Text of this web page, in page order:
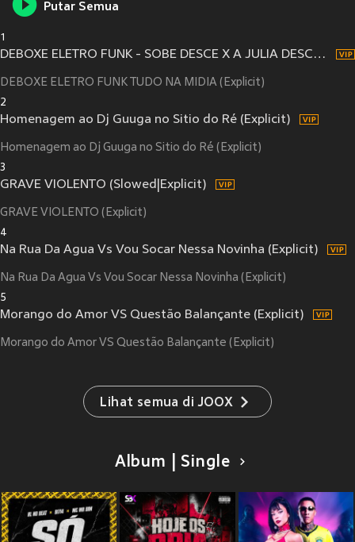
Putar Semua
1
DEBOXE ELETRO FUNK - SOBE DESCE X A JULIA DESCE (Explicit)
DEBOXE ELETRO FUNK TUDO NA MIDIA (Explicit)
2
Homenagem ao Dj Guuga no Sitio do Ré (Explicit)
Homenagem ao Dj Guuga no Sitio do Ré (Explicit)
3
GRAVE VIOLENTO (Slowed|Explicit)
GRAVE VIOLENTO (Explicit)
4
Na Rua Da Agua Vs Vou Socar Nessa Novinha (Explicit)
Na Rua Da Agua Vs Vou Socar Nessa Novinha (Explicit)
5
Morango do Amor VS Questão Balançante (Explicit)
Morango do Amor VS Questão Balançante (Explicit)
Lihat semua di JOOX
Album | Single